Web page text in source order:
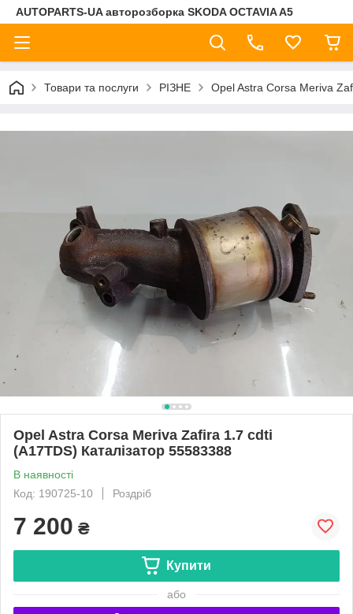
AUTOPARTS-UA авторозборка SKODA OCTAVIA A5
Товари та послуги РІЗНЕ Opel Astra Corsa Meriva
Opel Astra Corsa Meriva Zafira 1.7 cdti
(A17TDS) Каталізатор 55583388
В наявності
Код: 190725-10
Роздріб
7 200 ₴
Купити
або